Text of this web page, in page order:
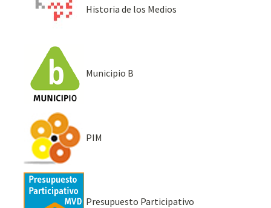
Historia de los Medios
Municipio B
PIM
Presupuesto Participativo